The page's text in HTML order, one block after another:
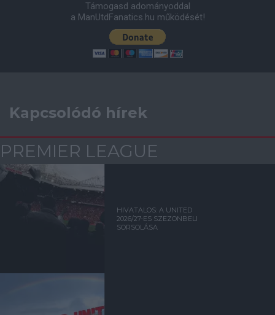
Támogasd adományoddal
a ManUtdFanatics.hu működését!
Kapcsolódó hírek
PREMIER LEAGUE
HIVATALOS: A UNITED
2026/27-ES SZEZONBELI
SORSOLÁSA